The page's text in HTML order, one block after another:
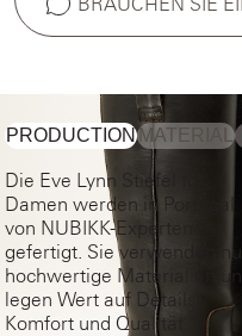
PRODUCTIONMATERIAL
Die Eve Lynn Stiefel für
Damen werden in Portugal
von NUBIKK-Experten
gefertigt. Sie verwenden nur
hochwertige Materialien
legen Wert auf Details,
Komfort und Qualität.